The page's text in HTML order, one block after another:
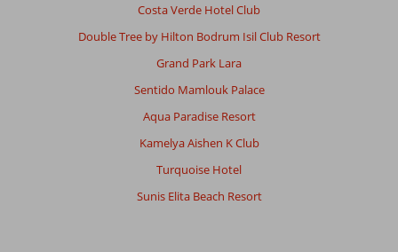
Costa Verde Hotel Club
Double Tree by Hilton Bodrum Isil Club Resort
Grand Park Lara
Sentido Mamlouk Palace
Aqua Paradise Resort
Kamelya Aishen K Club
Turquoise Hotel
Sunis Elita Beach Resort